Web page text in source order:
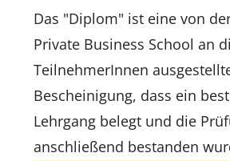
Das "Diplom" ist eine von
Private Business School an
TeilnehmerInnen
Bescheinigung, dass ein
Lehrgang belegt und die
anschließend bestanden